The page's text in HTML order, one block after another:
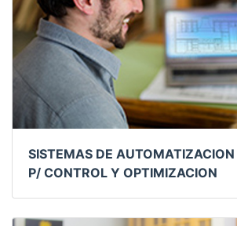
SISTEMAS DE
P/ CONTROL Y OPTIMIZACION